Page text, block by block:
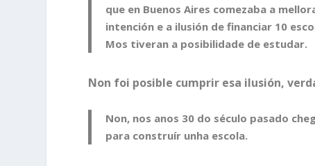
que en Buenos Aires comezaba a
intención e a ilusión de financiar 10
Mos tiveran a posibilidade de estudar.
Non foi posible cumprir esa ilusión,
Non, nos anos 30 do século pasado
para construír unha escola.